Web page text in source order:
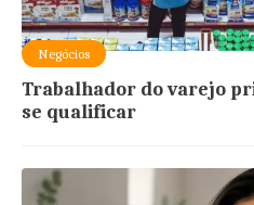
Negócios
Trabalhador do varejo
se qualificar